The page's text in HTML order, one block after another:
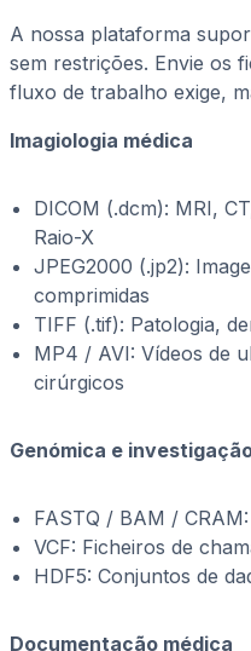
A nossa plataforma
sem restrições. Envie os
fluxo de trabalho exige,
Imagiologia médica
DICOM (.dcm): MRI,
Raio-X
JPEG2000 (.jp2):
comprimidas
TIFF (.tif): Patologia,
MP4 / AVI: Vídeos de
cirúrgicos
Genómica e
FASTQ / BAM /
VCF: Ficheiros de
HDF5: Conjuntos de
Documentação médica